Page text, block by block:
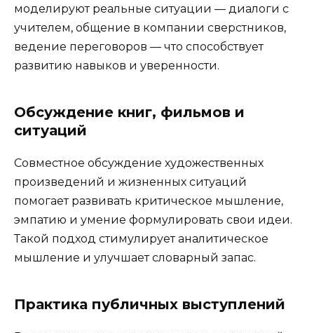
моделируют реальные ситуации — диалоги с
учителем, общение в компании сверстников,
ведение переговоров — что способствует
развитию навыков и уверенности.
Обсуждение книг, фильмов и
ситуаций
Совместное обсуждение художественных
произведений и жизненных ситуаций
помогает развивать критическое мышление,
эмпатию и умение формулировать свои идеи.
Такой подход стимулирует аналитическое
мышление и улучшает словарный запас.
Практика публичных выступлений